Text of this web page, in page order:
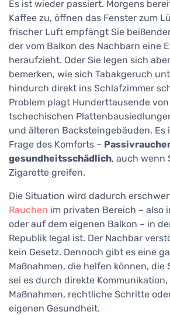
Es ist wieder passiert. Morgens
Kaffee zu, öffnen das Fenster zum
frischer Luft empfängt Sie
der vom Balkon des Nachbarn eine
heraufzieht. Oder Sie legen sich
bemerken, wie sich Tabakgeruch
hindurch direkt ins Schlafzimmer
Problem plagt Hunderttausende
tschechischen
und älteren Backsteingebäuden.
Frage des Komforts –
gesundheitsschädlich, auch wenn
Zigarette greifen.
Die Situation wird dadurch
Rauchen im privaten Bereich – also
oder auf dem eigenen Balkon – in
Republik legal ist. Der Nachbar
kein Gesetz. Dennoch gibt es eine
Maßnahmen, die helfen können, die
sei es durch direkte
Maßnahmen, rechtliche Schritte
eigenen Gesundheit.